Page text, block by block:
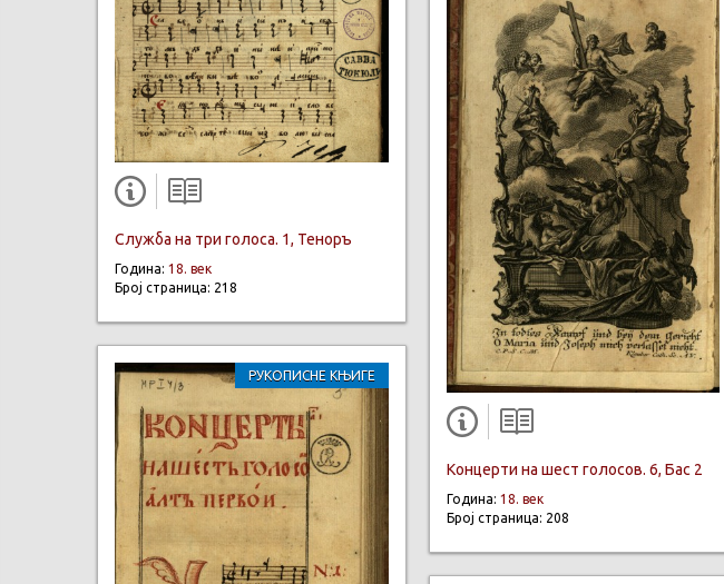
Служба на три голоса. 1, Теноръ
Година: 18. век
Број страница: 218
РУКОПИСНЕ КЊИГЕ
Концерти на шест голосов. 6, Бас 2
Година: 18. век
Број страница: 208